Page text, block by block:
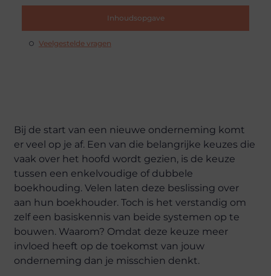
Inhoudsopgave
Veelgestelde vragen
Bij de start van een nieuwe onderneming komt
er veel op je af. Een van die belangrijke keuzes die
vaak over het hoofd wordt gezien, is de keuze
tussen een enkelvoudige of dubbele
boekhouding. Velen laten deze beslissing over
aan hun boekhouder. Toch is het verstandig om
zelf een basiskennis van beide systemen op te
bouwen. Waarom? Omdat deze keuze meer
invloed heeft op de toekomst van jouw
onderneming dan je misschien denkt.